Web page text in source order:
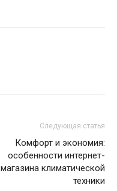
Следующая статья
Комфорт и экономия:
особенности интернет-
магазина климатической
техники